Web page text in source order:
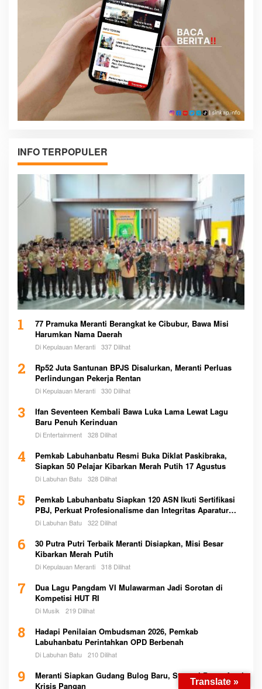
INFO TERPOPULER
1
77 Pramuka Meranti Berangkat ke Cibubur, Bawa Misi
Harumkan Nama Daerah
Di Kepulauan Meranti 337 Dilihat
2
Rp52 Juta Santunan BPJS Disalurkan, Meranti Perluas
Perlindungan Pekerja Rentan
Di Kepulauan Meranti 330 Dilihat
3
Ifan Seventeen Kembali Bawa Luka Lama Lewat Lagu
Baru Penuh Kerinduan
Di Entertainment 328 Dilihat
4
Pemkab Labuhanbatu Resmi Buka Diklat Paskibraka,
Siapkan 50 Pelajar Kibarkan Merah Putih 17 Agustus
Di Labuhan Batu 328 Dilihat
5
Pemkab Labuhanbatu Siapkan 120 ASN Ikuti Sertifikasi
PBJ, Perkuat Profesionalisme dan Integritas Aparatur
Pemerintah
Di Labuhan Batu 322 Dilihat
6
30 Putra Putri Terbaik Meranti Disiapkan, Misi Besar
Kibarkan Merah Putih
Di Kepulauan Meranti 318 Dilihat
7
Dua Lagu Pangdam VI Mulawarman Jadi Sorotan di
Kompetisi HUT RI
Di Musik 219 Dilihat
8
Hadapi Penilaian Ombudsman 2026, Pemkab
Labuhanbatu Perintahkan OPD Berbenah
Di Labuhan Batu 210 Dilihat
9
Meranti Siapkan Gudang Bulog Baru, Strategi Besar Atasi
Krisis Pangan
Translate »